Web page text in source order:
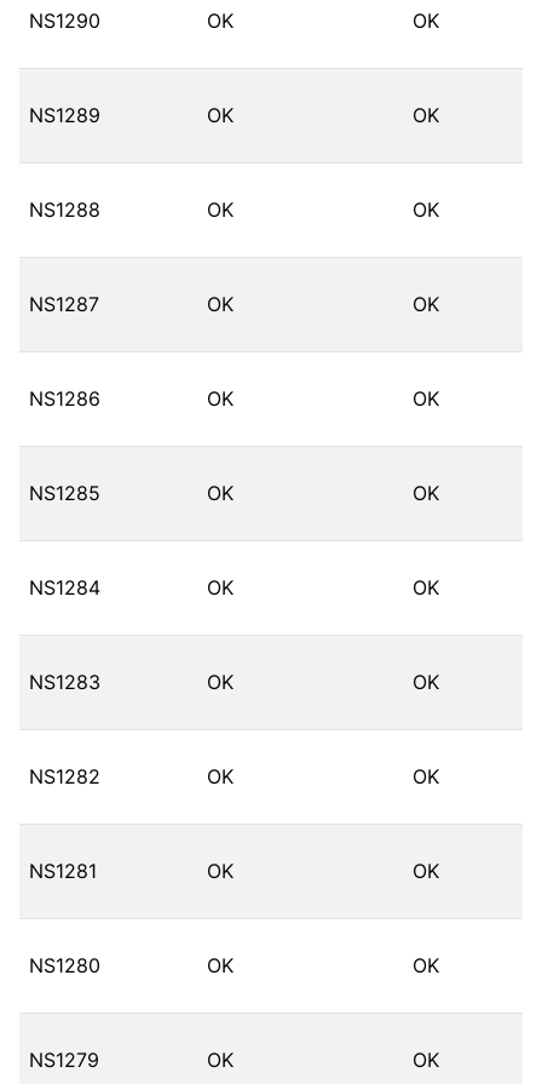
NS1290 OK OK
NS1289 OK OK
NS1288 OK OK
NS1287 OK OK
NS1286 OK OK
NS1285 OK OK
NS1284 OK OK
NS1283 OK OK
NS1282 OK OK
NS1281 OK OK
NS1280 OK OK
NS1279 OK OK